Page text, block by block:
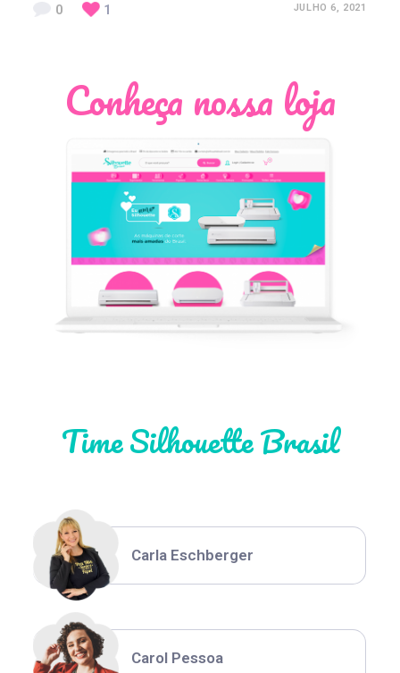
0 1 JULHO 6, 2021
Conheça nossa loja
Time Silhouette Brasil
Léia Pastori
Thiara Ney
Carla Eschberger
Carol Pessoa